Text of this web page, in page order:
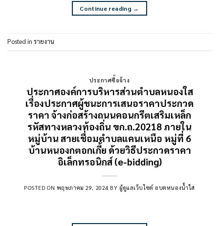
Continue reading →
Posted in รายงาน
ประกาศซื้อจ้าง
ประกาศองค์การบริหารส่วนตำบลหนองใส
เรื่องประกาศผู้ชนะการเสนอราคาประกวด
ราคา จ้างก่อสร้างถนนคอนกรีตเสริมเหล็ก
รหัสทางหลวงท้องถิ่น ขก.ถ.20218 ภายใน
หมู่บ้าน สายเชื่อมตำบลแคนเหนือ หมู่ที่ 6
บ้านหนองกตอกเกี้ย ด้วยวิธีประกวดราคา
อิเล็กทรอนิกส์ (e-bidding)
POSTED ON พฤษภาคม 29, 2024 BY ผู้ดูแลเว็บไซต์ อบตหนองน้ำใส